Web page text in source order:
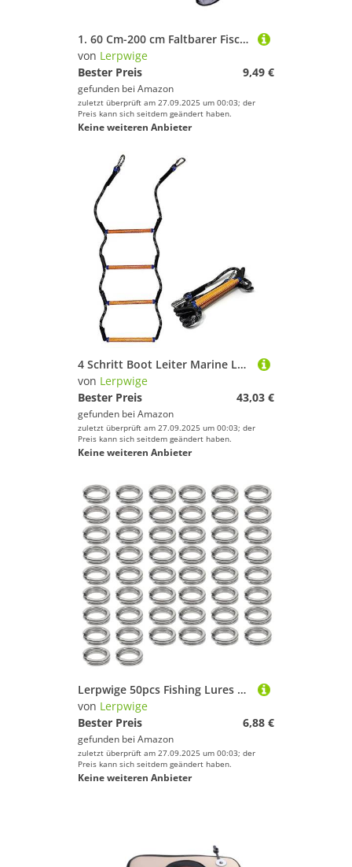
1. 60 Cm-200 cm Faltbarer Fischerkorb Schnitt Trockener Speicherkäfig Tragbarer Eimer Für Lebende Fische Minnows Köder Professionelles Angelturniernetz
von Lerpwige
Bester Preis
9,49 €
gefunden bei Amazon
zuletzt überprüft am 27.09.2025 um 00:03; der
Preis kann sich seitdem geändert haben.
Keine weiteren Anbieter
4 Schritt Boot Leiter Marine Leiter Schlauchboot Kajak Motorboot Tragbare Internat Leiter
von Lerpwige
Bester Preis
43,03 €
gefunden bei Amazon
zuletzt überprüft am 27.09.2025 um 00:03; der
Preis kann sich seitdem geändert haben.
Keine weiteren Anbieter
Lerpwige 50pcs Fishing Lures Stecker Rundkreis Split Ringe Aus Edelstahl Tackle Fischerei Ringe Aus
von Lerpwige
Bester Preis
6,88 €
gefunden bei Amazon
zuletzt überprüft am 27.09.2025 um 00:03; der
Preis kann sich seitdem geändert haben.
Keine weiteren Anbieter